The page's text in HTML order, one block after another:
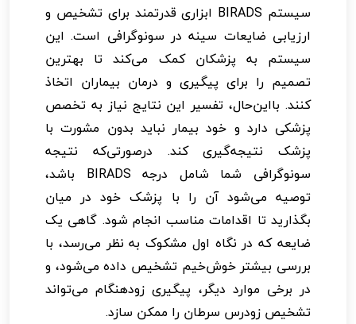
سیستم BIRADS ابزاری قدرتمند برای تشخیص و
ارزیابی ضایعات سینه در سونوگرافی است. این
سیستم به پزشکان کمک می‌کند تا بهترین
تصمیم را برای پیگیری و درمان بیماران اتخاذ
کنند. بااین‌حال، تفسیر این نتایج نیاز به تخصص
پزشکی دارد و خود بیمار نباید بدون مشورت با
پزشک نتیجه‌گیری کند. درصورتی‌که نتیجه
سونوگرافی شما شامل درجه BIRADS باشد،
توصیه می‌شود آن را با پزشک خود در میان
بگذارید تا اقدامات مناسب انجام شود. گاهی یک
ضایعه که در نگاه اول مشکوک به نظر می‌رسد، با
بررسی بیشتر خوش‌خیم تشخیص داده می‌شود، و
در برخی موارد دیگر، پیگیری زودهنگام می‌تواند
تشخیص زودرس سرطان را ممکن سازد.